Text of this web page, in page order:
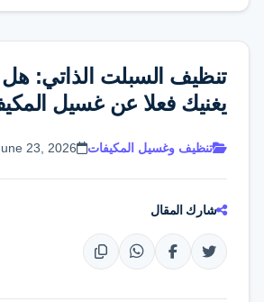
اطلب الخدمة
تواصل عبر واتساب
تنظيف السبلت الذاتي: هل
يغنيك فعلا عن غسيل
تنظيف وغسيل المكيفات 23, 2026
شارك المقال